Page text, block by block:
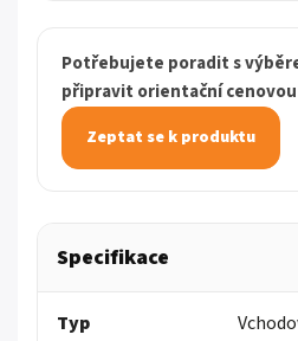
Potřebujete poradit s
připravit orientační
Zeptat se k produktu
Specifikace
Typ